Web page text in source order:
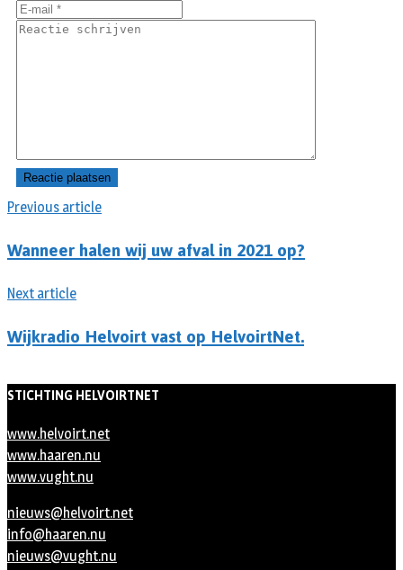
Previous article
Wanneer halen wij uw afval in 2021 op?
Next article
Wijkradio Helvoirt vast op HelvoirtNet.
STICHTING HELVOIRTNET
www.helvoirt.net
www.haaren.nu
www.vught.nu
nieuws@helvoirt.net
info@haaren.nu
nieuws@vught.nu